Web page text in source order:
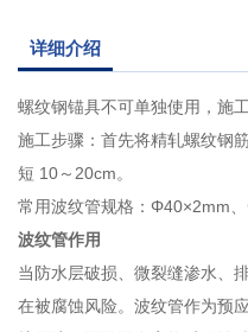
详细介绍
螺纹钢锚具不可单独使用，施
施工步骤：首先将精轧螺纹钢
短 10～20cm。
常用波纹管规格：Φ40×2mm、
波纹管作用
当防水层破损、微裂缝渗水、
在被腐蚀风险。波纹管作为预